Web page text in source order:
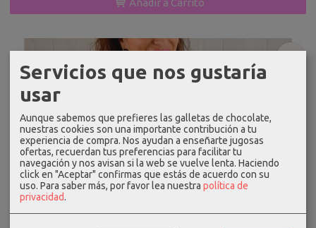
Añadir a Carrito
Servicios que nos gustaría
usar
Aunque sabemos que prefieres las galletas de chocolate,
nuestras cookies son una importante contribución a tu
experiencia de compra. Nos ayudan a enseñarte jugosas
ofertas, recuerdan tus preferencias para facilitar tu
navegación y nos avisan si la web se vuelve lenta. Haciendo
click en "Aceptar" confirmas que estás de acuerdo con su
uso. Para saber más, por favor lea nuestra política de
privacidad.